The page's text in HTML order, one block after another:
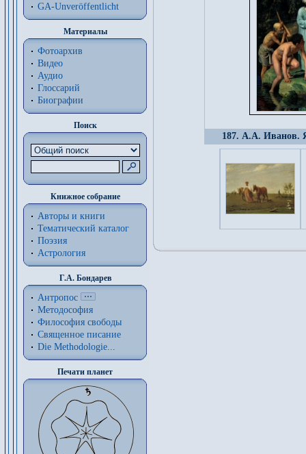
GA-Unveröffentlicht
Материалы
Фотоархив
Видео
Аудио
Глоссарий
Биографии
Поиск
Книжное собрание
Авторы и книги
Тематический каталог
Поэзия
Астрология
Г.А. Бондарев
Антропос
Методософия
Философия cвободы
Священное писание
Die Methodologie...
Печати планет
187. А.А. Иванов.